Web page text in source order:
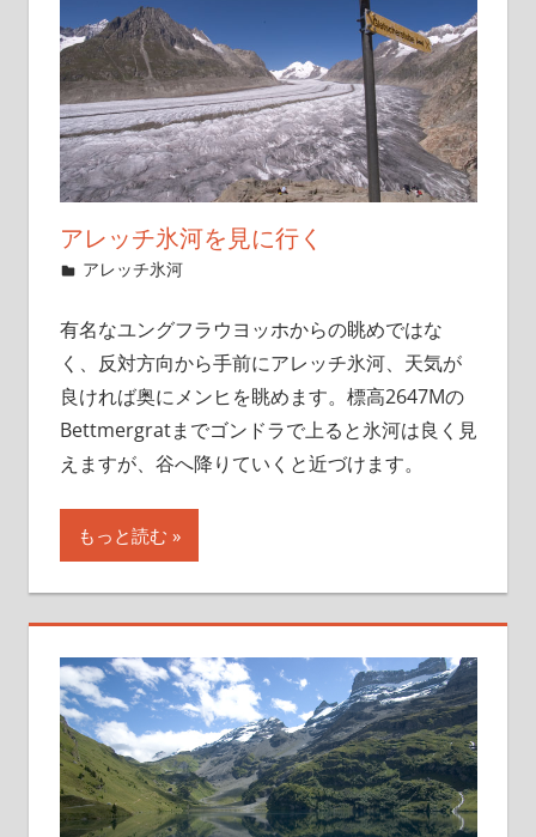
アレッチ氷河を見に行く
2019年12月3日
管理者
アレッチ氷河
有名なユングフラウヨッホからの眺めではな
く、反対方向から手前にアレッチ氷河、天気が
良ければ奥にメンヒを眺めます。標高2647Mの
Bettmergratまでゴンドラで上ると氷河は良く見
えますが、谷へ降りていくと近づけます。
もっと読む